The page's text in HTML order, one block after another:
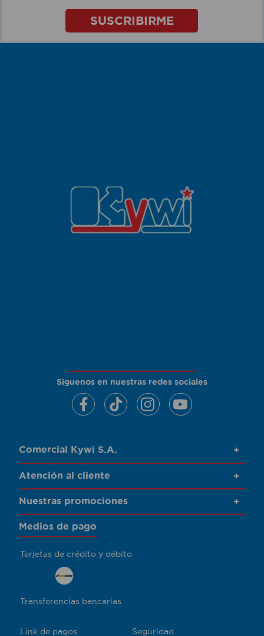
SUSCRIBIRME
Siguenos en nuestras redes sociales
Comercial Kywi S.A. +
Atención al cliente +
Nuestras promociones +
Medios de pago
Tarjetas de crédito y débito
Transferencias bancarias
Link de pagos Seguridad